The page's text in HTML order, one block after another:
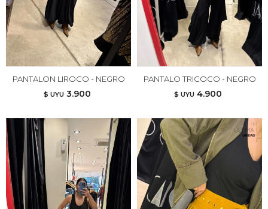
PANTALON LIROCO - NEGRO
$ UYU 3.900
PANTALO TRICOCO - NEGRO
$ UYU 4.900